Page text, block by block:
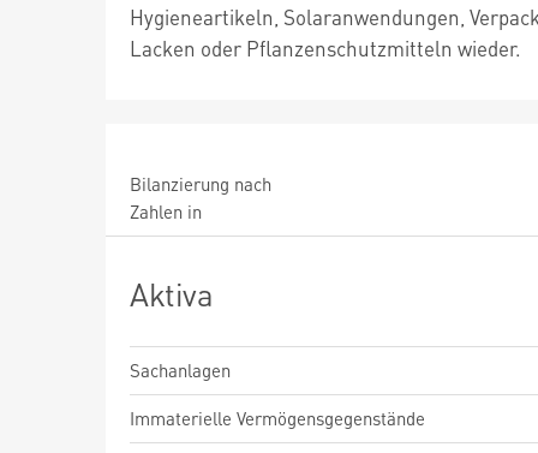
Hygieneartikeln, Solaranwendungen,
Lacken oder Pflanzenschutzmitteln wieder.
Bilanzierung nach
Zahlen in
Aktiva
Sachanlagen
Immaterielle Vermögensgegenstände